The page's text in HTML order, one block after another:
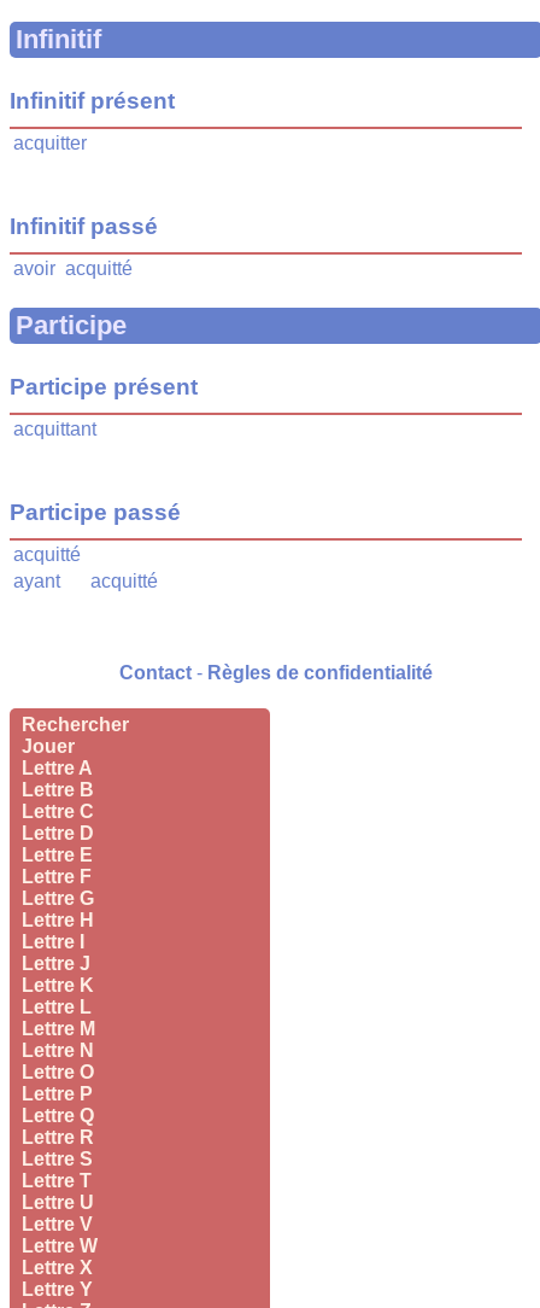
Rechercher
Jouer
Lettre A
Lettre B
Lettre C
Lettre D
Lettre E
Lettre F
Lettre G
Lettre H
Lettre I
Lettre J
Lettre K
Lettre L
Lettre M
Lettre N
Lettre O
Lettre P
Lettre Q
Lettre R
Lettre S
Lettre T
Lettre U
Lettre V
Lettre W
Lettre X
Lettre Y
Infinitif
Infinitif présent
acquitter
Infinitif passé
avoir acquitté
Participe
Participe présent
acquittant
Participe passé
acquitté
ayant
acquitté
Contact - Règles de confidentialité